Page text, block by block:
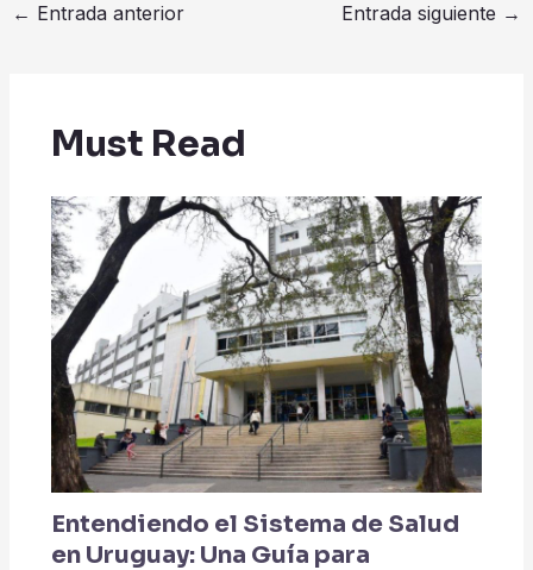
← Entrada anterior Entrada siguiente →
Must Read
Entendiendo el Sistema de Salud
en Uruguay: Una Guía para